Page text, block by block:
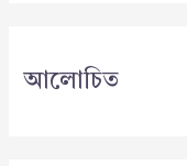
আলোচিত